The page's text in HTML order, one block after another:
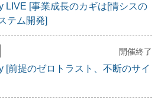
LIVE [事業成長のカギは[情シスの
テム開発]
開催終了
[前提のゼロトラスト、不断のサイ